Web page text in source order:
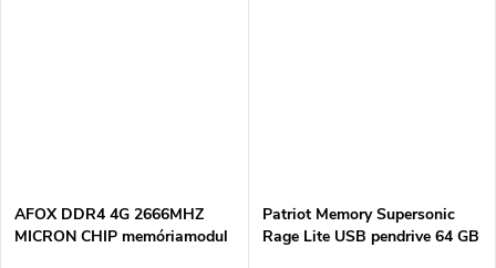
AFOX DDR4 4G 2666MHZ
MICRON CHIP memóriamodul
Patriot Memory Supersonic
Rage Lite USB pendrive 64 GB